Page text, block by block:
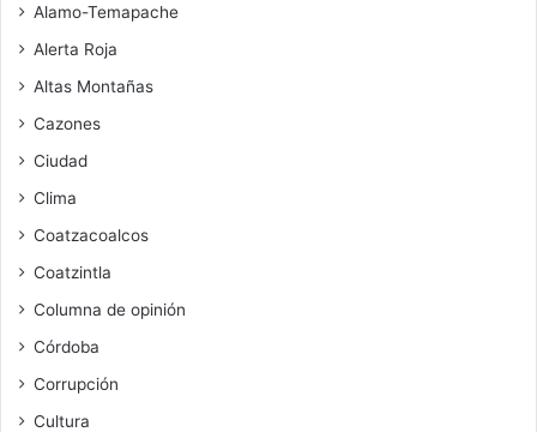
Alamo-Temapache
Alerta Roja
Altas Montañas
Cazones
Ciudad
Clima
Coatzacoalcos
Coatzintla
Columna de opinión
Córdoba
Corrupción
Cultura